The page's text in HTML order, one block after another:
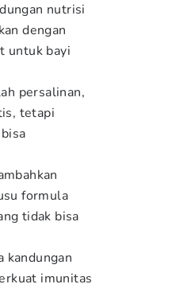
nutrisi
dengan
untuk bayi
persalinan,
tetapi
formula
tidak bisa
kandungan
imunitas